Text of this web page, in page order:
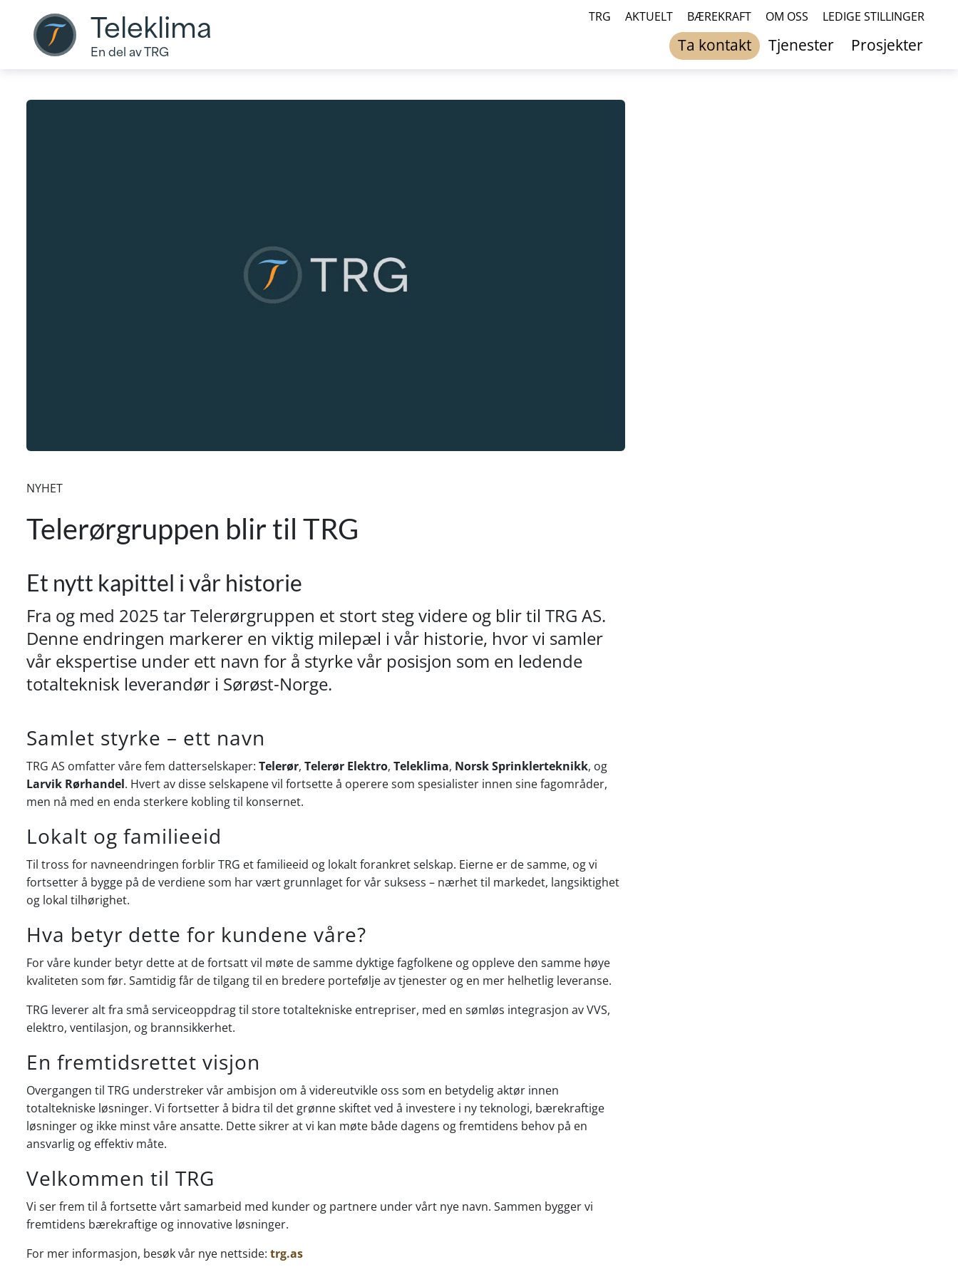
Teleklima
En del av TRG
TRG AKTUELT BÆREKRAFT OM OSS LEDIGE STILLINGER
Ta kontakt Tjenester Prosjekter
NYHET
Telerørgruppen blir til TRG
Et nytt kapittel i vår historie
Fra og med 2025 tar Telerørgruppen et stort steg videre og blir til TRG AS.
Denne endringen markerer en viktig milepæl i vår historie, hvor vi samler
vår ekspertise under ett navn for å styrke vår posisjon som en ledende
totalteknisk leverandør i Sørøst-Norge.
Samlet styrke – ett navn
TRG AS omfatter våre fem datterselskaper: Telerør, Telerør Elektro, Teleklima, Norsk Sprinklerteknikk, og
Larvik Rørhandel. Hvert av disse selskapene vil fortsette å operere som spesialister innen sine fagområder,
men nå med en enda sterkere kobling til konsernet.
Lokalt og familieeid
Til tross for navneendringen forblir TRG et familieeid og lokalt forankret selskap. Eierne er de samme, og vi
fortsetter å bygge på de verdiene som har vært grunnlaget for vår suksess – nærhet til markedet, langsiktighet
og lokal tilhørighet.
Hva betyr dette for kundene våre?
For våre kunder betyr dette at de fortsatt vil møte de samme dyktige fagfolkene og oppleve den samme høye
kvaliteten som før. Samtidig får de tilgang til en bredere portefølje av tjenester og en mer helhetlig leveranse.
TRG leverer alt fra små serviceoppdrag til store totaltekniske entrepriser, med en sømløs integrasjon av VVS,
elektro, ventilasjon, og brannsikkerhet.
En fremtidsrettet visjon
Overgangen til TRG understreker vår ambisjon om å videreutvikle oss som en betydelig aktør innen
totaltekniske løsninger. Vi fortsetter å bidra til det grønne skiftet ved å investere i ny teknologi, bærekraftige
løsninger og ikke minst våre ansatte. Dette sikrer at vi kan møte både dagens og fremtidens behov på en
ansvarlig og effektiv måte.
Velkommen til TRG
Vi ser frem til å fortsette vårt samarbeid med kunder og partnere under vårt nye navn. Sammen bygger vi
fremtidens bærekraftige og innovative løsninger.
For mer informasjon, besøk vår nye nettside: trg.as